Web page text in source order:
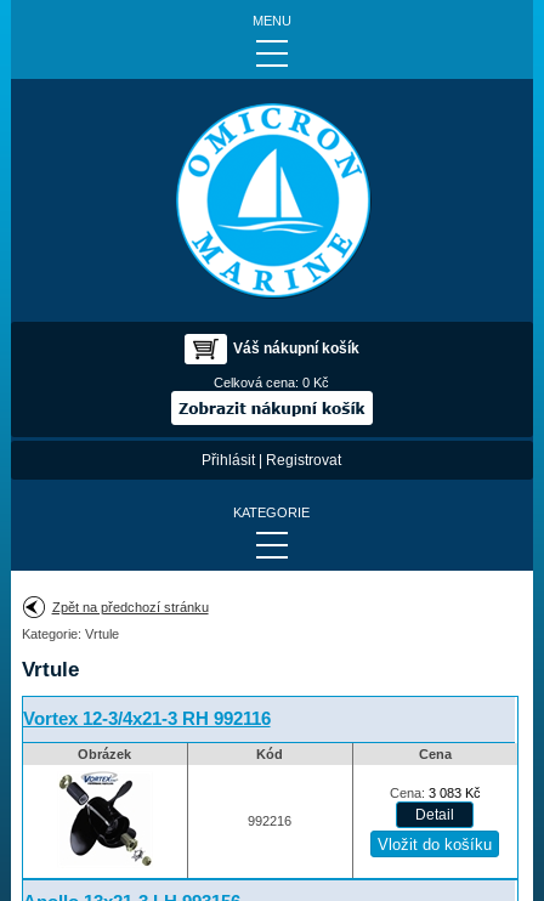
MENU
Váš nákupní košík
Celková cena:0 Kč
Přihlásit| Registrovat
KATEGORIE
Provedení:
Výrobce:
Drážky na hřídeli:
Najít vrtuli
Motory
Zpět na předchozí stránku
Kategorie: Vrtule
Vrtule
Vortex 12-3/4x21-3 RH 992116
Obrázek Kód Cena
992216
Cena: 3 083 Kč